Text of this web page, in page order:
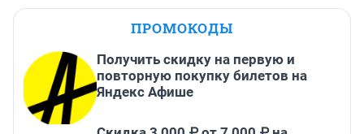
ПРОМОКОДЫ
Получить скидку на первую и
повторную покупку билетов на
Яндекс Афише